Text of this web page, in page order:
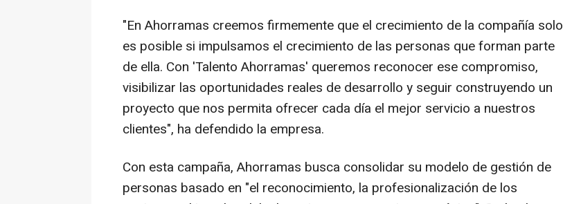
"En Ahorramas creemos firmemente que el crecimiento de la compañía solo
es posible si impulsamos el crecimiento de las personas que forman parte
de ella. Con 'Talento Ahorramas' queremos reconocer ese compromiso,
visibilizar las oportunidades reales de desarrollo y seguir construyendo un
proyecto que nos permita ofrecer cada día el mejor servicio a nuestros
clientes", ha defendido la empresa.
Con esta campaña, Ahorramas busca consolidar su modelo de gestión de
personas basado en "el reconocimiento, la profesionalización de los